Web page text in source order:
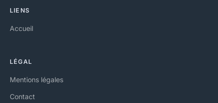
LIENS
Accueil
LÉGAL
Mentions légales
Contact